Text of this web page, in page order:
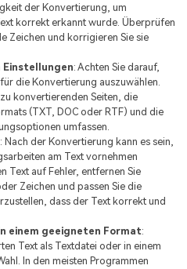
der Konvertierung, um
korrekt erkannt wurde. Überprüfen
Zeichen und korrigieren Sie sie
Einstellungen: Achten Sie darauf,
die Konvertierung auszuwählen.
konvertierenden Seiten, die
(TXT, DOC oder RTF) und die
umfassen.
: Nach der Konvertierung kann es sein,
am Text vornehmen
Text auf Fehler, entfernen Sie
Zeichen und passen Sie die
dass der Text korrekt und
einem geeigneten Format:
Text als Textdatei oder in einem
In den meisten Programmen